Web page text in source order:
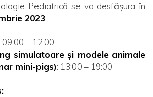
Pediatrică se va desfășura în
2023
09:00 – 12:00
simulatoare și modele animale
mini-pigs): 13:00 – 19:00